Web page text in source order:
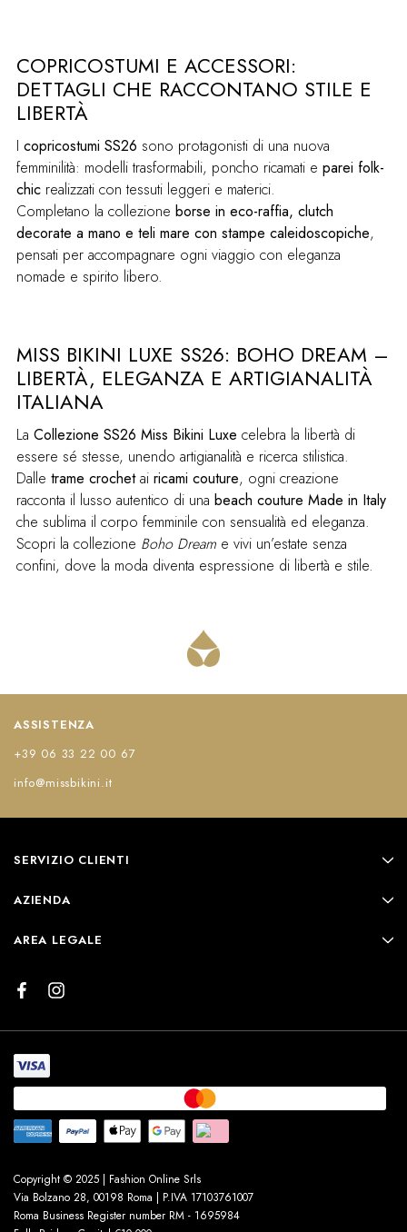
COPRICOSTUMI E ACCESSORI:
DETTAGLI CHE RACCONTANO STILE E
LIBERTÀ
I copricostumi SS26 sono protagonisti di una nuova
femminilità: modelli trasformabili, poncho ricamati e parei folk-
chicrealizzati con tessuti leggeri e materici.
Completano la collezione borse in eco-raffia, clutch
decorate a mano e teli mare con stampe caleidoscopiche,
pensati per accompagnare ogni viaggio con eleganza
nomade e spirito libero.
MISS BIKINI LUXE SS26: BOHO DREAM –
LIBERTÀ, ELEGANZA E ARTIGIANALITÀ
ITALIANA
La Collezione SS26 Miss Bikini Luxe celebra la libertà di
essere sé stesse, unendo artigianalità e ricerca stilistica.
Dalle trame crochetai ricami couture, ogni creazione
racconta il lusso autentico di una beach couture Made in Italy
che sublima il corpo femminile con sensualità ed eleganza.
Scopri la collezione Boho Dreame vivi un’estate senza
confini, dove la moda diventa espressione di libertà e stile.
ASSISTENZA
+39 06 33 22 00 67
info@missbikini.it
SERVIZIO CLIENTI
AZIENDA
AREA LEGALE
Copyright © 2025 | Fashion Online Srls
Via Bolzano 28, 00198 Roma | P.IVA 17103761007
Roma Business Register number RM - 1695984